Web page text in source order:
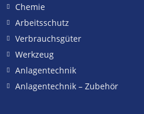
Chemie
Arbeitsschutz
Verbrauchsgüter
Werkzeug
Anlagentechnik
Anlagentechnik – Zubehör